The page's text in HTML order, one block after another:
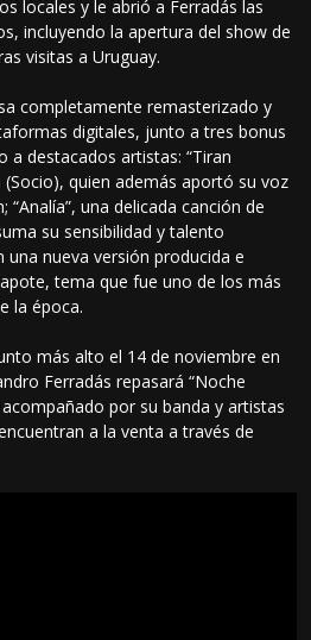
locales y le abrió a Ferradás las
incluyendo la apertura del show de
visitas a Uruguay.
completamente remasterizado y
digitales, junto a tres bonus
destacados artistas: “Tiran
(Socio), quien además aportó su voz
una delicada canción de
su sensibilidad y talento
una nueva versión producida e
tema que fue uno de los más
la época.
más alto el 14 de noviembre en
Ferradás repasará “Noche
por su banda y artistas
a la venta a través de